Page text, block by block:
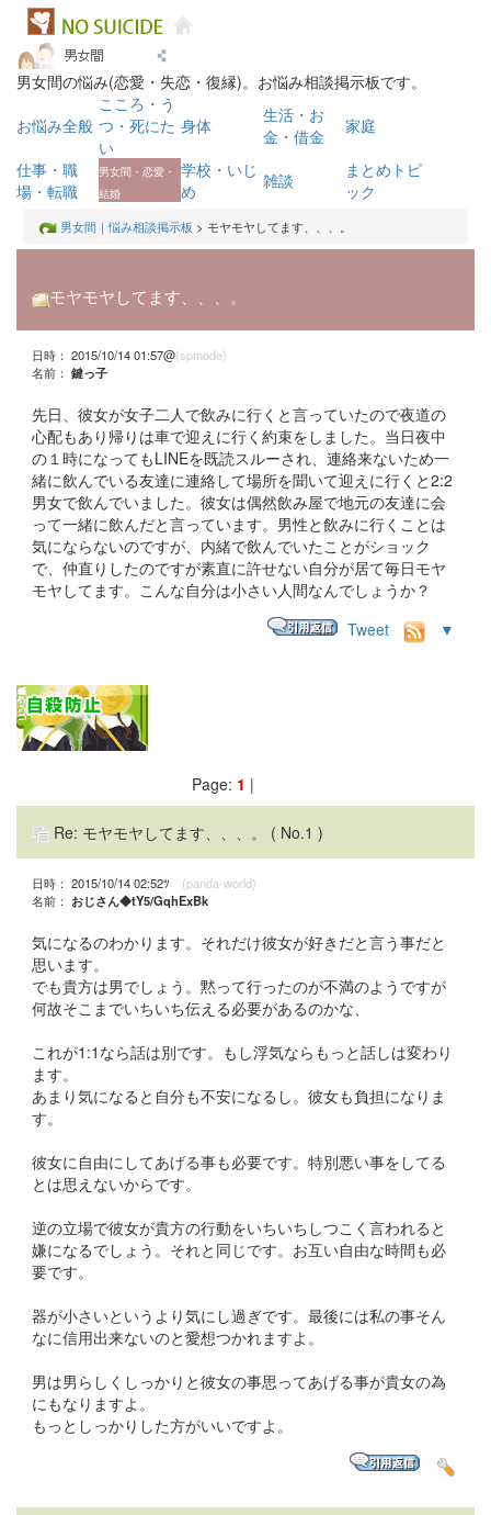
男女間の悩み(恋愛・失恋・復縁)。お悩み相談掲示板です。
お悩み全般
こころ・う
つ・死にた
い
身体
生活・お
金・借金
家庭
仕事・職
場・転職
男女間・恋愛・
結婚
学校・いじ
め
雑談
まとめトピ
ック
男女間｜悩み相談掲示板 > モヤモヤしてます、、、。
モヤモヤしてます、、、。
日時： 2015/10/14 01:57@(spmode)
名前： 鍵っ子
先日、彼女が女子二人で飲みに行くと言っていたので夜道の
心配もあり帰りは車で迎えに行く約束をしました。当日夜中
の１時になってもLINEを既読スルーされ、連絡来ないため一
緒に飲んでいる友達に連絡して場所を聞いて迎えに行くと2:2
男女で飲んでいました。彼女は偶然飲み屋で地元の友達に会
って一緒に飲んだと言っています。男性と飲みに行くことは
気にならないのですが、内緒で飲んでいたことがショック
で、仲直りしたのですが素直に許せない自分が居て毎日モヤ
モヤしてます。こんな自分は小さい人間なんでしょうか？
Tweet
▼
Page: 1 |
Re: モヤモヤしてます、、、。 ( No.1 )
日時： 2015/10/14 02:52ﾂ (panda-world)
名前： おじさん◆tY5/GqhExBk
気になるのわかります。それだけ彼女が好きだと言う事だと
思います。
でも貴方は男でしょう。黙って行ったのが不満のようですが
何故そこまでいちいち伝える必要があるのかな、
これが1:1なら話は別です。もし浮気ならもっと話しは変わり
ます。
あまり気になると自分も不安になるし。彼女も負担になりま
す。
彼女に自由にしてあげる事も必要です。特別悪い事をしてる
とは思えないからです。
逆の立場で彼女が貴方の行動をいちいちしつこく言われると
嫌になるでしょう。それと同じです。お互い自由な時間も必
要です。
器が小さいというより気にし過ぎです。最後には私の事そん
なに信用出来ないのと愛想つかれますよ。
男は男らしくしっかりと彼女の事思ってあげる事が貴女の為
にもなりますよ。
もっとしっかりした方がいいですよ。